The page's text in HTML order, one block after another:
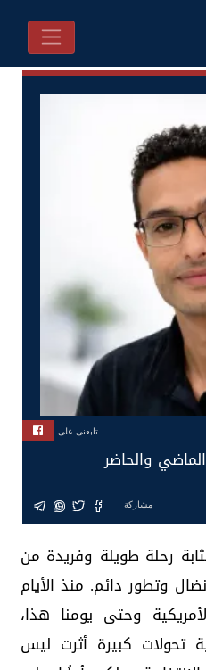
تابعنى على
الماضي والحاضر
مشاركة
رحلة طويلة وفريدة من
وتطور دائم. منذ الأيام
وحتى يومنا هذا،
تحولات كبيرة أثرت ليس